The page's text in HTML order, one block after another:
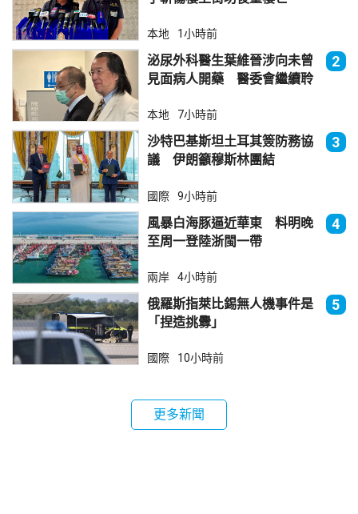
本地 1小時前
泌尿外科醫生葉維晉涉向未曾
見面病人開藥 醫委會繼續聆
2
本地 7小時前
沙特巴基斯坦土耳其簽防務協
議 伊朗籲穆斯林團結
3
國際 9小時前
風暴白海豚逼近華東 料明晚
至周一登陸浙閩一帶
4
兩岸 4小時前
俄羅斯指萊比錫無人機事件是
「捏造挑釁」
5
國際 10小時前
更多新聞